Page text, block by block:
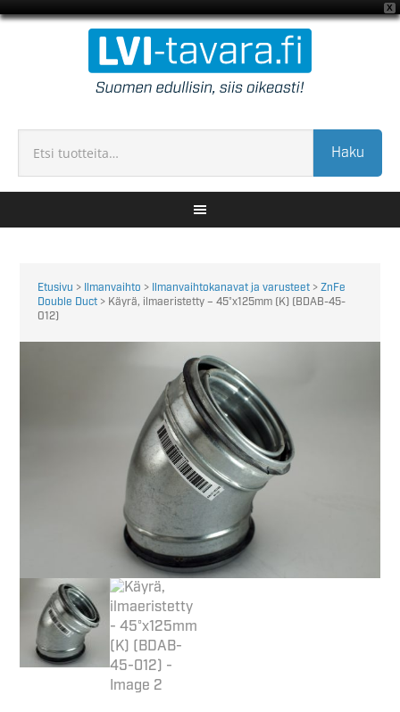
X
Haku
Etusivu > Ilmanvaihto > Ilmanvaihtokanavat ja varusteet >ZnFe
Double Duct > Käyrä, ilmaeristetty – 45°x125mm (K) (BDAB-45-
012)